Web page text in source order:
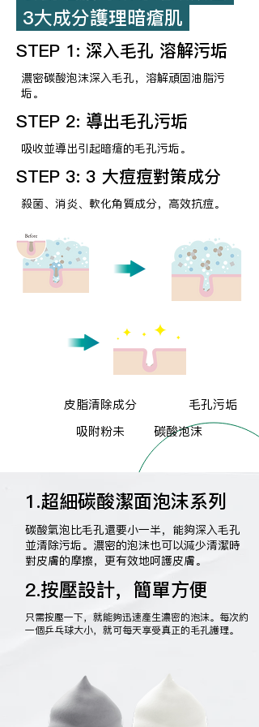
3大成分護理暗瘡肌
STEP 1: 深入毛孔 溶解污垢
濃密碳酸泡沫深入毛孔，溶解頑固油脂污
垢。
STEP 2: 導出毛孔污垢
吸收並導出引起暗瘡的毛孔污垢。
STEP 3: 3 大痘痘對策成分
殺菌、消炎、軟化角質成分，高效抗痘。
皮脂清除成分
毛孔污垢
吸附粉未
碳酸泡沫
1.超細碳酸潔面泡沫系列
碳酸氣泡比毛孔還要小一半，能夠深入毛孔
並清除污垢。濃密的泡沫也可以減少清潔時
對皮膚的摩擦，更有效地呵護皮膚。
2.按壓設計，簡單方便
只需按壓一下，就能夠迅速產生濃密的泡沫。每次約
一個乒乓球大小，就可每天享受真正的毛孔護理。